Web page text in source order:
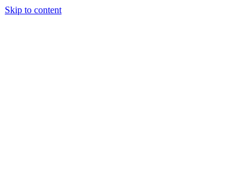
Skip to content